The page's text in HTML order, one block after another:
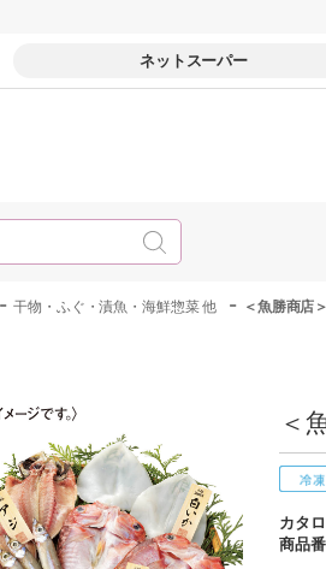
ネットスーパー
-干物・ふぐ・漬魚・海鮮惣菜 他 - ＜魚勝商店
＜
カタ
商品